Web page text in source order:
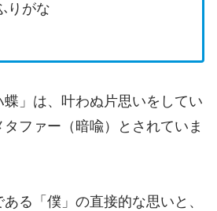
りがな
」は、叶わぬ片思いをしてい
ファー（暗喩）とされていま
る「僕」の直接的な思いと、